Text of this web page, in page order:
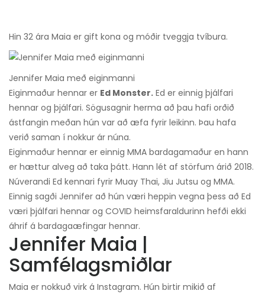
Hin 32 ára Maia er gift kona og móðir tveggja tvíbura.
Jennifer Maia með eiginmanni
Eiginmaður hennar er Ed Monster. Ed er einnig þjálfari
hennar og þjálfari. Sögusagnir herma að þau hafi orðið
ástfangin meðan hún var að æfa fyrir leikinn. Þau hafa
verið saman í nokkur ár núna.
Eiginmaður hennar er einnig MMA bardagamaður en hann
er hættur alveg að taka þátt. Hann lét af störfum árið 2018.
Núverandi Ed kennari fyrir Muay Thai, Jiu Jutsu og MMA.
Einnig sagði Jennifer að hún væri heppin vegna þess að Ed
væri þjálfari hennar og COVID heimsfaraldurinn hefði ekki
áhrif á bardagaæfingar hennar.
Jennifer Maia |
Samfélagsmiðlar
Maia er nokkuð virk á Instagram. Hún birtir mikið af